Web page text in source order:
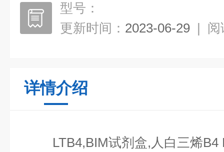
型号：
更新时间： 2023-06-29 | 阅
详情介绍
LTB4,BIM试剂盒,人白三烯